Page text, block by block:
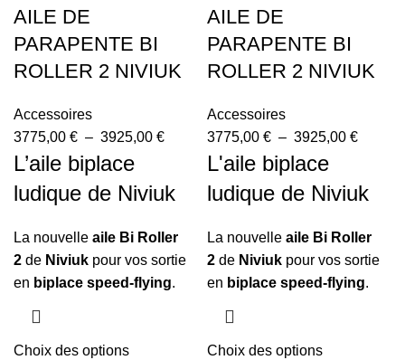
AILE DE
PARAPENTE BI
ROLLER 2 NIVIUK
Accessoires
3775,00 € – 3925,00 €
L’aile biplace
ludique de Niviuk
La nouvelle aile Bi Roller
2 de Niviuk pour vos sortie
en biplace speed-flying.
Choix des options
AILE DE
PARAPENTE BI
ROLLER 2 NIVIUK
Accessoires
3775,00 € – 3925,00 €
L'aile biplace
ludique de Niviuk
La nouvelle aile Bi Roller
2 de Niviuk pour vos sortie
en biplace speed-flying.
Choix des options